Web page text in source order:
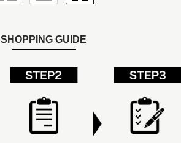
SHOPPING GUIDE